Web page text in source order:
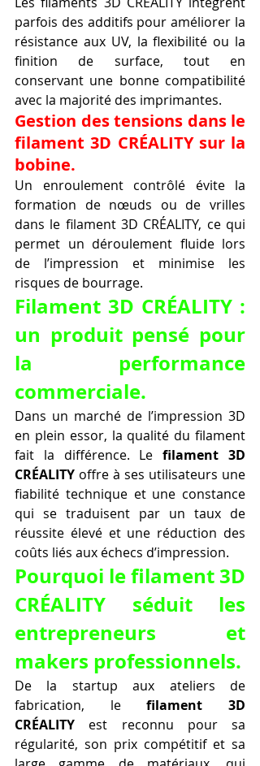
parfois des additifs pour améliorer la
résistance aux UV, la flexibilité ou la
finition de surface, tout en
conservant une bonne compatibilité
avec la majorité des imprimantes.
Gestion des tensions dans le
filament 3D CRÉALITY sur la
bobine.
Un enroulement contrôlé évite la
formation de nœuds ou de vrilles
dans le filament 3D CRÉALITY, ce qui
permet un déroulement fluide lors
de l’impression et minimise les
risques de bourrage.
Filament 3D CRÉALITY :
un produit pensé pour
la performance
commerciale.
Dans un marché de l’impression 3D
en plein essor, la qualité du filament
fait la différence. Le filament 3D
CRÉALITY offre à ses utilisateurs une
fiabilité technique et une constance
qui se traduisent par un taux de
réussite élevé et une réduction des
coûts liés aux échecs d’impression.
Pourquoi le filament 3D
CRÉALITY séduit les
entrepreneurs et
makers professionnels.
De la startup aux ateliers de
fabrication, le filament 3D
CRÉALITY est reconnu pour sa
régularité, son prix compétitif et sa